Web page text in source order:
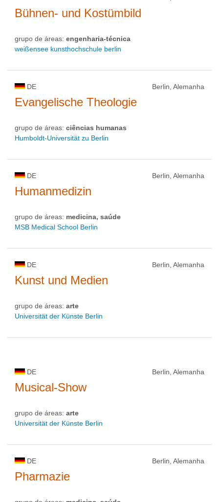
Bühnen- und Kostümbild
grupo de áreas: engenharia-técnica
weißensee kunsthochschule berlin
DE Berlin, Alemanha
Evangelische Theologie
grupo de áreas: ciências humanas
Humboldt-Universität zu Berlin
DE Berlin, Alemanha
Humanmedizin
grupo de áreas: medicina, saúde
MSB Medical School Berlin
DE Berlin, Alemanha
Kunst und Medien
grupo de áreas: arte
Universität der Künste Berlin
DE Berlin, Alemanha
Musical-Show
grupo de áreas: arte
Universität der Künste Berlin
DE Berlin, Alemanha
Pharmazie